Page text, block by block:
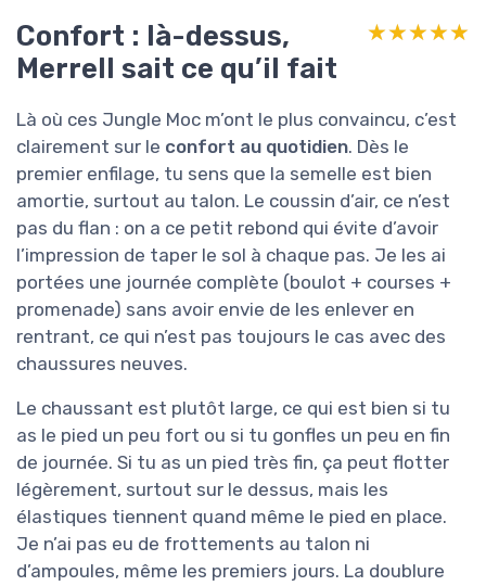
Confort : là-dessus,
Merrell sait ce qu’il fait
★★★★★
★★★★★
Là où ces Jungle Moc m’ont le plus convaincu, c’est
clairement sur le confort au quotidien. Dès le
premier enfilage, tu sens que la semelle est bien
amortie, surtout au talon. Le coussin d’air, ce n’est
pas du flan : on a ce petit rebond qui évite d’avoir
l’impression de taper le sol à chaque pas. Je les ai
portées une journée complète (boulot + courses +
promenade) sans avoir envie de les enlever en
rentrant, ce qui n’est pas toujours le cas avec des
chaussures neuves.
Le chaussant est plutôt large, ce qui est bien si tu
as le pied un peu fort ou si tu gonfles un peu en fin
de journée. Si tu as un pied très fin, ça peut flotter
légèrement, surtout sur le dessus, mais les
élastiques tiennent quand même le pied en place.
Je n’ai pas eu de frottements au talon ni
d’ampoules, même les premiers jours. La doublure